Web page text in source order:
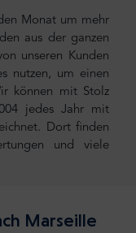
Monat um mehr
aus der ganzen
unseren Kunden
nutzen, um einen
können mit Stolz
jedes Jahr mit
Dort finden
und viele
Marseille